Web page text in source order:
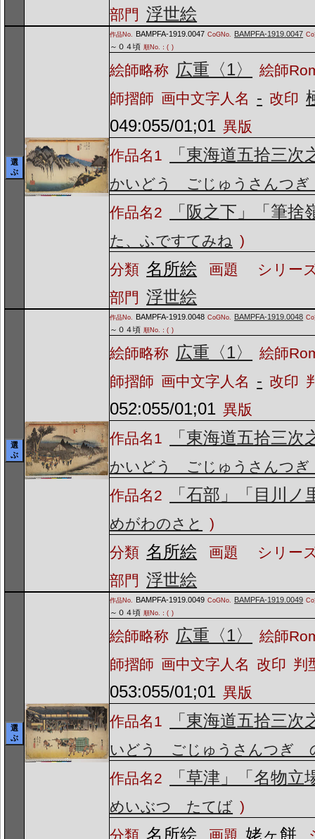
部門 浮世絵
選
ぶ
作品No. BAMPFA-1919.0047 CoGNo. BAMPFA-1919.0047
～０４頃 順No.：( )
絵師略称 広重〈1〉
絵師
師摺師 画中文字人名 - 改印
049:055/01;01 異版
作品名1
「東海道五拾三次
かいどう ごじゅうさんつ
作品名2
「阪之下」「筆捨
た、ふですてみね )
分類 名所絵 画題
シリー
部門 浮世絵
選
ぶ
作品No. BAMPFA-1919.0048 CoGNo. BAMPFA-1919.0048
～０４頃 順No.：( )
絵師略称 広重〈1〉
絵師
師摺師 画中文字人名 - 改印
052:055/01;01 異版
作品名1
「東海道五拾三次
かいどう ごじゅうさんつ
作品名2
「石部」「目川ノ
めがわのさと
)
分類 名所絵 画題
シリー
部門 浮世絵
選
ぶ
作品No. BAMPFA-1919.0049 CoGNo. BAMPFA-1919.0049
～０４頃 順No.：( )
絵師略称 広重〈1〉
絵師
師摺師 画中文字人名 改印 判
053:055/01;01 異版
作品名1
「東海道五拾三次
いどう ごじゅうさんつぎ
作品名2
「草津」「名物立
めいぶつ たてば )
分類 名所絵 画題 姥ヶ餅